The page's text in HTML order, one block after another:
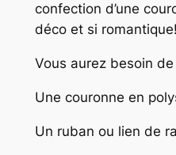
confection d’une
déco et si romantique!
Vous aurez besoin de
Une couronne en
Un ruban ou lien de